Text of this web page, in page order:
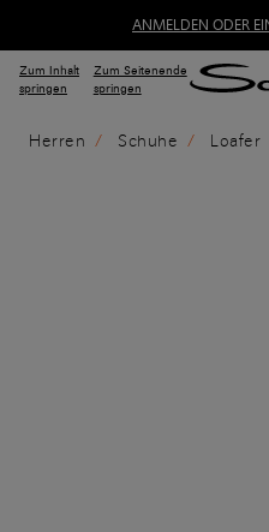
ANMELDEN ODER
Zum Inhalt
springen
Zum Seitenende
springen
Herren Schuhe Loafer